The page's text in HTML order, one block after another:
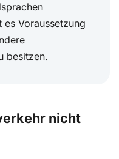
Voraussetzung
besitzen.
nicht